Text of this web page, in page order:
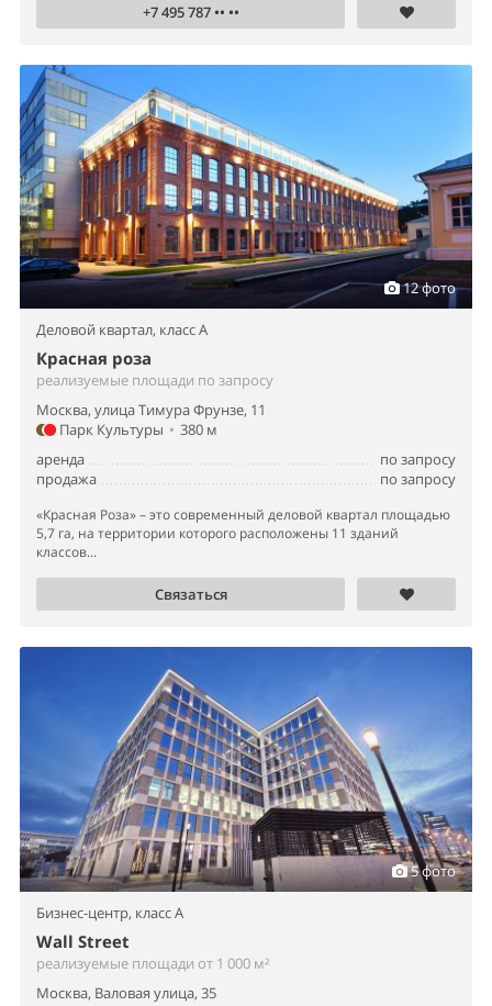
+7 495 787 •• ••
12 фото
Деловой квартал, класс A
Красная роза
реализуемые площади по запросу
Москва, улица Тимура Фрунзе, 11
Парк Культуры • 380 м
по запросу
аренда
по запросу
продажа
«Красная Роза» – это современный деловой квартал площадью
5,7 га, на территории которого расположены 11 зданий
классов...
Связаться
5 фото
Бизнес-центр, класс A
Wall Street
реализуемые площади от 1 000 м²
Москва, Валовая улица, 35